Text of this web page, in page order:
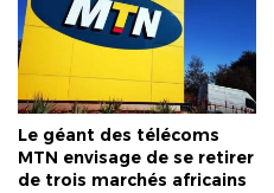
Le géant des télécoms
MTN envisage de se retirer
de trois marchés africains